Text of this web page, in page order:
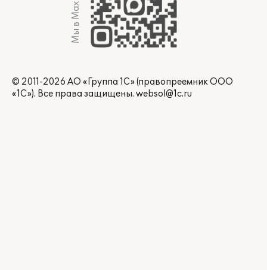
Мы в Max
© 2011-2026 АО «Группа 1С» (правопреемник ООО
«1С»). Все права защищены. websol@1c.ru